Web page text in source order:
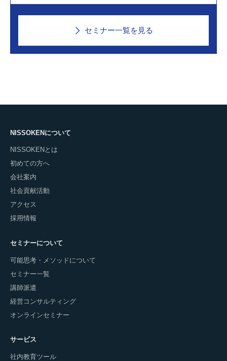
セミナー一覧を見る
NISSOKENについて
NISSOKENとは
初めての方へ
会社案内
社会貢献活動
アクセス
採用情報
セミナーについて
可能思考・メソッドについて
セミナー一覧
講師派遣
経営コンサルティング
オンラインセミナー
サービス
社内教育ツール